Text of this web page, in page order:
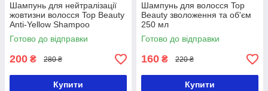
Шампунь для нейтралізації
жовтизни волосся Top Beauty
Anti-Yellow Shampoo
фіолетовий 250 мл
Готово до відправки
200 ₴ 280 ₴
Купити
Шампунь для волосся Top
Beauty зволоження та об'єм
250 мл
Готово до відправки
160 ₴ 220 ₴
Купити